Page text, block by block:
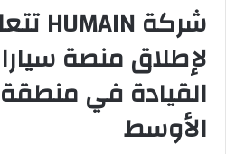
لإطلاق منصة
القيادة في
الأوسط